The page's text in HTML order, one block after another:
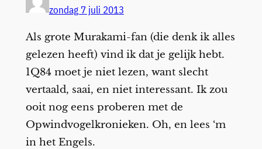
zondag 7 juli 2013
Als grote Murakami-fan (die denk ik alles
gelezen heeft) vind ik dat je gelijk hebt.
1Q84 moet je niet lezen, want slecht
vertaald, saai, en niet interessant. Ik zou
ooit nog eens proberen met de
Opwindvogelkronieken. Oh, en lees ‘m
in het Engels.